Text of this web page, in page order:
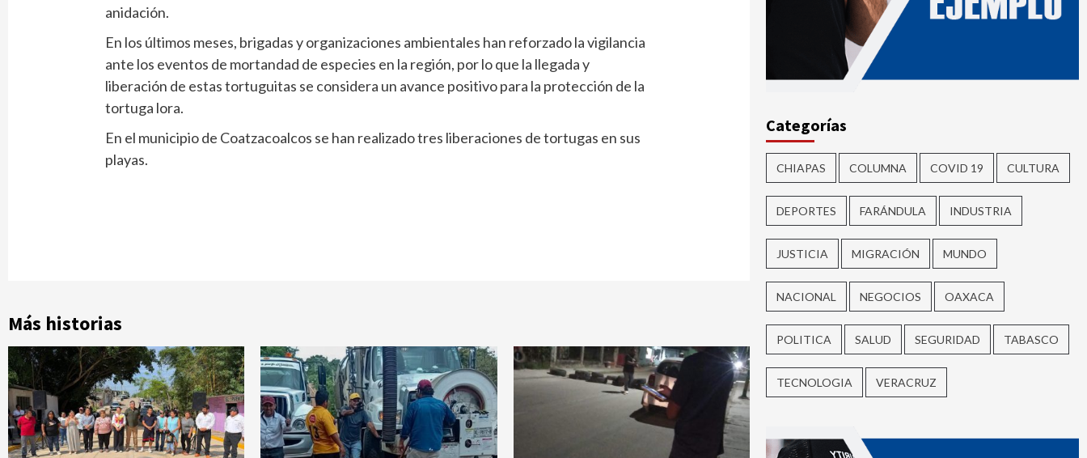
anidación.
En los últimos meses, brigadas y organizaciones ambientales han reforzado la vigilancia
ante los eventos de mortandad de especies en la región, por lo que la llegada y
liberación de estas tortuguitas se considera un avance positivo para la protección de la
tortuga lora.
En el municipio de Coatzacoalcos se han realizado tres liberaciones de tortugas en sus
playas.
Más historias
Categorías
CHIAPAS COLUMNA COVID 19 CULTURA
DEPORTES FARÁNDULA INDUSTRIA
JUSTICIA MIGRACIÓN MUNDO
NACIONAL NEGOCIOS OAXACA
POLITICA SALUD SEGURIDAD TABASCO
TECNOLOGIA VERACRUZ